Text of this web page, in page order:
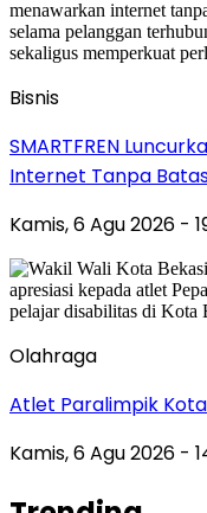
Bisnis
SMARTFREN
Internet Tanpa
Kamis, 6 Agu 2026 -
Olahraga
Atlet Paralimpik
Kamis, 6 Agu 2026 -